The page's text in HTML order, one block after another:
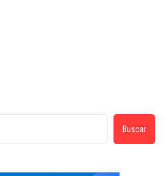
Buscar